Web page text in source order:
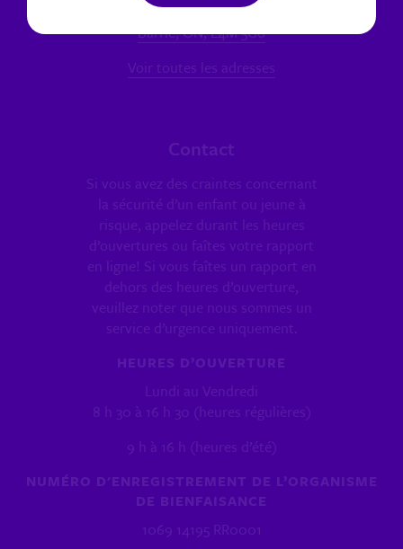
60 chemin Bell Farm, Unité 7
Barrie, ON, L4M 5G6
Voir toutes les adresses
Contact
Si vous avez des craintes concernant
la sécurité d’un enfant ou jeune à
risque, appelez durant les heures
d’ouvertures ou faîtes votre rapport
en ligne! Si vous faîtes un rapport en
dehors des heures d’ouverture,
veuillez noter que nous sommes un
service d’urgence uniquement.
HEURES D’OUVERTURE
Lundi au Vendredi
8 h 30 à 16 h 30 (heures régulières)
9 h à 16 h (heures d’été)
NUMÉRO D'ENREGISTREMENT DE L’ORGANISME
DE BIENFAISANCE
1069 14195 RR0001